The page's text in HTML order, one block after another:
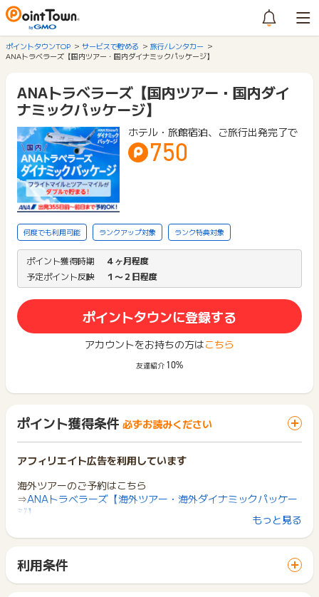
ポイントタウンTOP サービスで貯める
旅行/レンタカー
ANAトラベラーズ【国内ツアー・国内ダイナミックパッケージ】
ANAトラベラーズ【国内ツアー・国内ダイ
ナミックパッケージ】
ホテル・旅館宿泊、ご旅行出発完了で
750
何度でも利用可能 ランクアップ対象 ランク特典対象
ポイント獲得時期
４ヶ月程度
予定ポイント反映
１〜２日程度
ポイントタウンに登録する
アカウントをお持ちの方はこちら
友達紹介 10%
ポイント獲得条件 必ずお読みください
アフィリエイト広告を利用しています
海外ツアーのご予約はこちら
⇒ANAトラベラーズ【海外ツアー・海外ダイナミックパッケー
ジ】
※ご旅行出発完了でポイント獲得対象となります。
となります。
※獲得予定ポイントの反映は旅行出発日から10日前後となりま
もっと見る
利用条件